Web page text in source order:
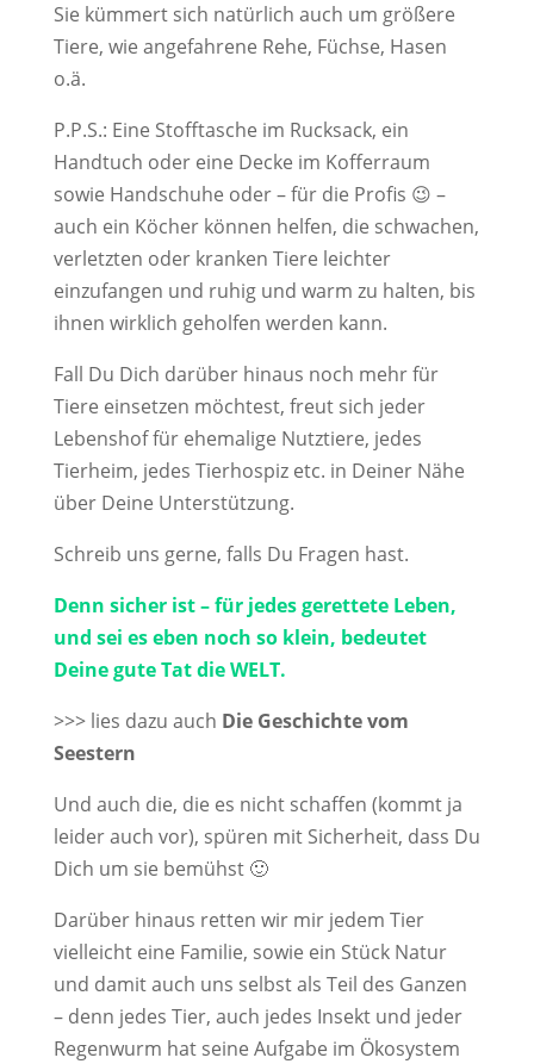
Sie kümmert sich natürlich auch um größere
Tiere, wie angefahrene Rehe, Füchse, Hasen
o.ä.
P.P.S.: Eine Stofftasche im Rucksack, ein
Handtuch oder eine Decke im Kofferraum
sowie Handschuhe oder – für die Profis 😉 –
auch ein Köcher können helfen, die schwachen,
verletzten oder kranken Tiere leichter
einzufangen und ruhig und warm zu halten, bis
ihnen wirklich geholfen werden kann.
Fall Du Dich darüber hinaus noch mehr für
Tiere einsetzen möchtest, freut sich jeder
Lebenshof für ehemalige Nutztiere, jedes
Tierheim, jedes Tierhospiz etc. in Deiner Nähe
über Deine Unterstützung.
Schreib uns gerne, falls Du Fragen hast.
Denn sicher ist – für jedes gerettete Leben,
und sei es eben noch so klein, bedeutet
Deine gute Tat die WELT.
>>> lies dazu auch Die Geschichte vom
Seestern
Und auch die, die es nicht schaffen (kommt ja
leider auch vor), spüren mit Sicherheit, dass Du
Dich um sie bemühst 🙂
Darüber hinaus retten wir mir jedem Tier
vielleicht eine Familie, sowie ein Stück Natur
und damit auch uns selbst als Teil des Ganzen
– denn jedes Tier, auch jedes Insekt und jeder
Regenwurm hat seine Aufgabe im Ökosystem